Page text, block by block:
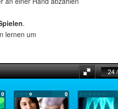
.
lernen um